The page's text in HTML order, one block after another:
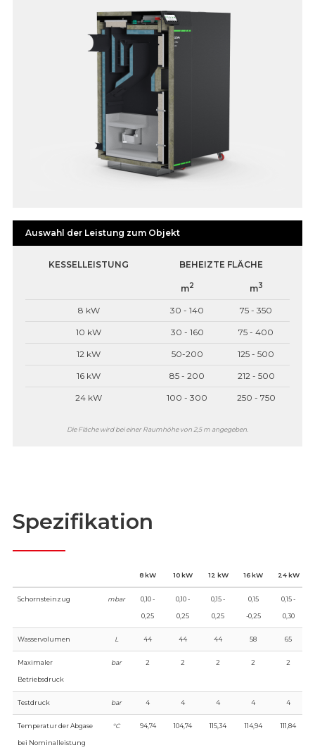
ecoSTER TOUCH mit Fernsteuerung der Kesselsteuerung, programmierbarer,
kabelloser Zimmerthermostat mit Wocheneinstellung, programmierbarer,
kabelgestützter Zimmerthermostat mit Wocheneinstellung,
Temperaturfühler mit Einstellung, Lambdasondensatz EcoLAMBDA,
Auswahl der Leistung zum Objekt
KESSELLEISTUNG BEHEIZTE FLÄCHE
m2 m3
8 kW 30 - 140 75 - 350
10 kW 30 - 160 75 - 400
12 kW 50-200 125 - 500
16 kW 85 - 200 212 - 500
24 kW 100 - 300 250 - 750
Die Fläche wird bei einer Raumhöhe von 2,5 m angegeben.
Spezifikation
8 kW 10 kW 12 kW 16 kW 24 kW
Schornsteinzug mbar 0,10 -
0,25
0,10 -
0,25
0,15 -
0,25
0,15
-0,25
0,15 -
0,30
Wasservolumen L 44 44 44 58 65
Maximaler
Betriebsdruck
bar 2 2 2 2 2
Testdruck bar 4 4 4 4 4
Temperatur der Abgase
bei Nominalleistung
°C 94,74 104,74 115,34 114,94 111,84